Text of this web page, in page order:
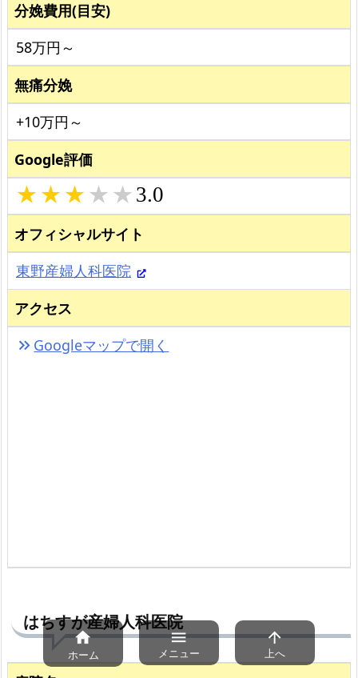
分娩費用(目安)
58万円～
無痛分娩
+10万円～
Google評価
3.0
オフィシャルサイト
東野産婦人科医院
アクセス
keyboard_double_arrow_right Googleマップで開く
はちすが産婦人科医院

ホーム

メニュー

上へ